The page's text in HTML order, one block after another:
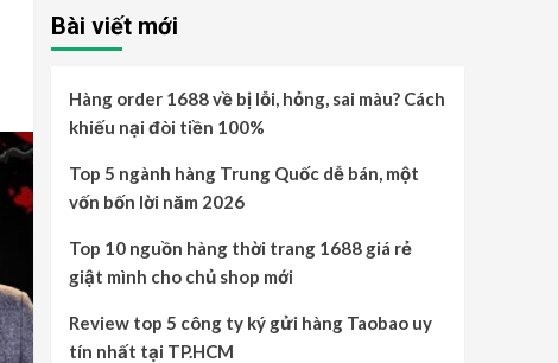
Bài viết mới
Hàng order 1688 về bị lỗi, hỏng, sai màu? Cách
khiếu nại đòi tiền 100%
Top 5 ngành hàng Trung Quốc dễ bán, một
vốn bốn lời năm 2026
Top 10 nguồn hàng thời trang 1688 giá rẻ
giật mình cho chủ shop mới
Review top 5 công ty ký gửi hàng Taobao uy
tín nhất tại TP.HCM